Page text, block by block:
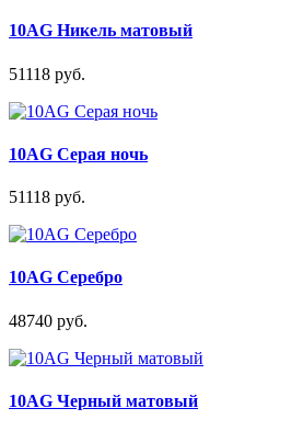
10AG Никель матовый
51118 руб.
10AG Серая ночь
51118 руб.
10AG Серебро
48740 руб.
10AG Черный матовый